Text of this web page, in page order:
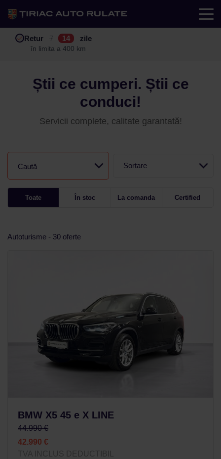
Test drive
Retur 14 zile
în limita a 400 km
Garanție 12 24
în limita a 25.000 km
Buy back
Știi ce cumperi. Știi ce
conduci!
Servicii complete, calitate garantată!
Caută Sortare
Toate În stoc La comanda Certified
Autoturisme - 30 oferte
BMW X5 45 e X LINE
44.990 €
42.990 €
TVA INCLUS DEDUCTIBIL